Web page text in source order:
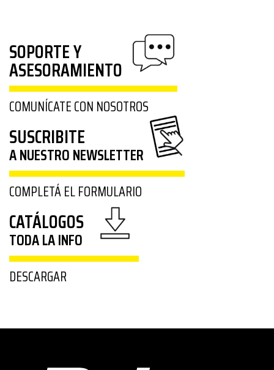
SOPORTE Y
ASESORAMIENTO
COMUNÍCATE CON NOSOTROS
SUSCRIBITE
A NUESTRO NEWSLETTER
COMPLETÁ EL FORMULARIO
CATÁLOGOS
TODA LA INFO
DESCARGAR